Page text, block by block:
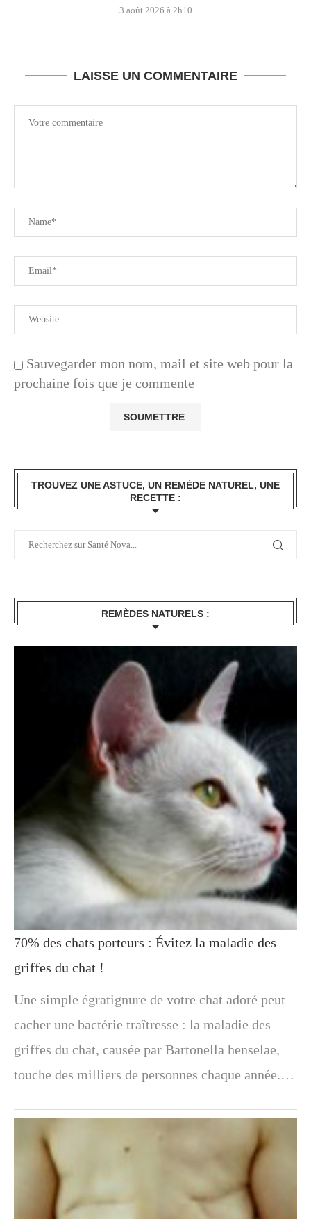
3 août 2026 à 2h10
LAISSE UN COMMENTAIRE
Sauvegarder mon nom, mail et site web pour la
prochaine fois que je commente
TROUVEZ UNE ASTUCE, UN REMÈDE NATUREL, UNE
RECETTE :
REMÈDES NATURELS :
70% des chats porteurs : Évitez la maladie des
griffes du chat !
Une simple égratignure de votre chat adoré peut
cacher une bactérie traîtresse : la maladie des
griffes du chat, causée par Bartonella henselae,
touche des milliers de personnes chaque année.…